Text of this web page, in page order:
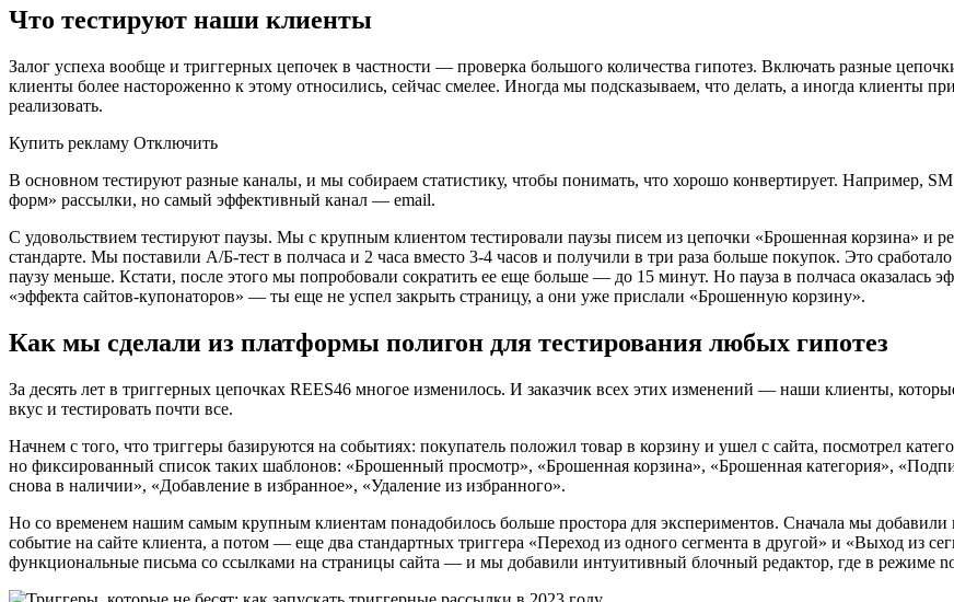
Что тестируют наши клиенты
Залог успеха вообще и триггерных цепочек в частности — проверка большого количества гипотез. Включать разные
клиенты более настороженно к этому относились, сейчас смелее. Иногда мы подсказываем, что делать, а иногда клиенты
реализовать.
Купить рекламу Отключить
В основном тестируют разные каналы, и мы собираем статистику, чтобы понимать, что хорошо конвертирует. Например,
форм» рассылки, но самый эффективный канал — email.
С удовольствием тестируют паузы. Мы с крупным клиентом тестировали паузы писем из цепочки «Брошенная корзина» и
стандарте. Мы поставили А/Б-тест в полчаса и 2 часа вместо 3-4 часов и получили в три раза больше покупок. Это
паузу меньше. Кстати, после этого мы попробовали сократить ее еще больше — до 15 минут. Но пауза в полчаса оказалась
«эффекта сайтов-купонаторов» — ты еще не успел закрыть страницу, а они уже прислали «Брошенную корзину».
Как мы сделали из платформы полигон для тестирования любых гипотез
За десять лет в триггерных цепочках REES46 многое изменилось. И заказчик всех этих изменений — наши клиенты,
вкус и тестировать почти все.
Начнем с того, что триггеры базируются на событиях: покупатель положил товар в корзину и ушел с сайта, посмотрел
но фиксированный список таких шаблонов: «Брошенный просмотр», «Брошенная корзина», «Брошенная категория»,
снова в наличии», «Добавление в избранное», «Удаление из избранного».
Но со временем нашим самым крупным клиентам понадобилось больше простора для экспериментов. Сначала мы добавили
событие на сайте клиента, а потом — еще два стандартных триггера «Переход из одного сегмента в другой» и «Выход из
функциональные письма со ссылками на страницы сайта — и мы добавили интуитивный блочный редактор, где в режиме